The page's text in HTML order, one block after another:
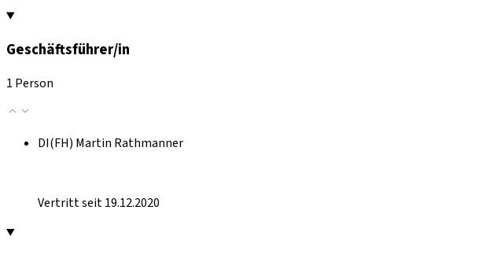
Geschäftsführer/in
1 Person
DI(FH) Martin Rathmanner
Vertritt seit 19.12.2020